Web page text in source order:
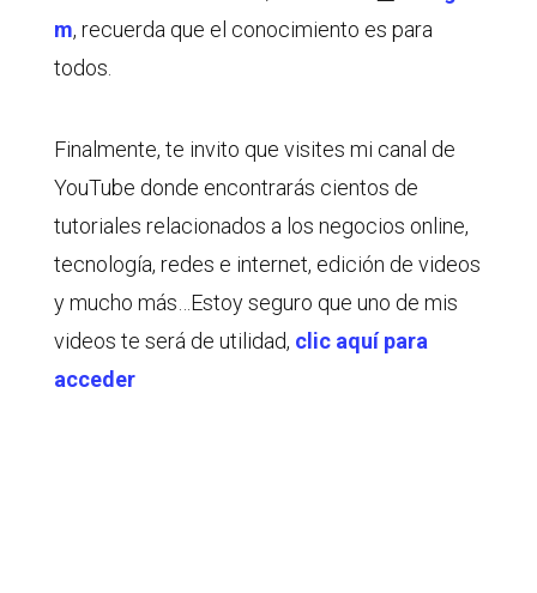
m, recuerda que el conocimiento es para
todos.
Finalmente, te invito que visites mi canal de
YouTube donde encontrarás cientos de
tutoriales relacionados a los negocios online,
tecnología, redes e internet, edición de videos
y mucho más…Estoy seguro que uno de mis
videos te será de utilidad, clic aquí para
acceder